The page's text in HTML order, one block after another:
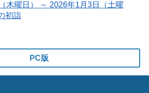
木曜日） ～ 2026年1月3日（土曜
初詣
PC版